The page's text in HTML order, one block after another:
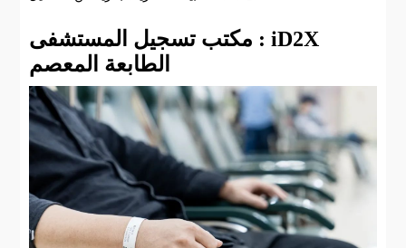
مكتب تسجيل المستشفى : iD2X
الطابعة المعصم